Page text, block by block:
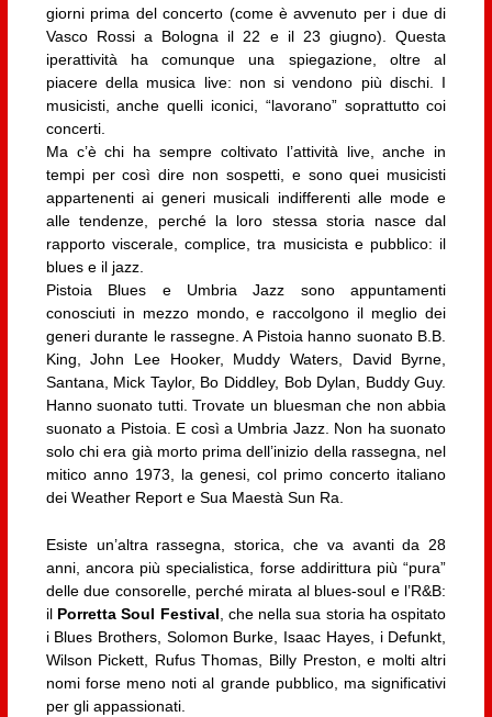
giorni prima del concerto (come è avvenuto per i due di
Vasco Rossi a Bologna il 22 e il 23 giugno). Questa
iperattività ha comunque una spiegazione, oltre al
piacere della musica live: non si vendono più dischi. I
musicisti, anche quelli iconici, “lavorano” soprattutto coi
concerti.
Ma c’è chi ha sempre coltivato l’attività live, anche in
tempi per così dire non sospetti, e sono quei musicisti
appartenenti ai generi musicali indifferenti alle mode e
alle tendenze, perché la loro stessa storia nasce dal
rapporto viscerale, complice, tra musicista e pubblico: il
blues e il jazz.
Pistoia Blues e Umbria Jazz sono appuntamenti
conosciuti in mezzo mondo, e raccolgono il meglio dei
generi durante le rassegne. A Pistoia hanno suonato B.B.
King, John Lee Hooker, Muddy Waters, David Byrne,
Santana, Mick Taylor, Bo Diddley, Bob Dylan, Buddy Guy.
Hanno suonato tutti. Trovate un bluesman che non abbia
suonato a Pistoia. E così a Umbria Jazz. Non ha suonato
solo chi era già morto prima dell’inizio della rassegna, nel
mitico anno 1973, la genesi, col primo concerto italiano
dei Weather Report e Sua Maestà Sun Ra.
Esiste un’altra rassegna, storica, che va avanti da 28
anni, ancora più specialistica, forse addirittura più “pura”
delle due consorelle, perché mirata al blues-soul e l’R&B:
il Porretta Soul Festival , che nella sua storia ha ospitato
i Blues Brothers, Solomon Burke, Isaac Hayes, i Defunkt,
Wilson Pickett, Rufus Thomas, Billy Preston, e molti altri
nomi forse meno noti al grande pubblico, ma significativi
per gli appassionati.